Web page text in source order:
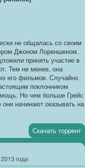
не общалась со своим
Джоном Лореншеном.
принять участие в
Тем не менее, она
его фильмов. Случайно
поклонником
Но чем больше Грейс
начинают оказывать на
Скачать торрент
года